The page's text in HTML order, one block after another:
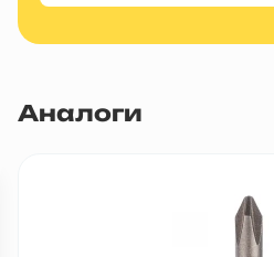
Аналоги